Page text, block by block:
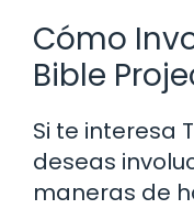
Cómo
Bible
Si te interesa
deseas
maneras de